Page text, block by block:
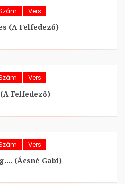
Vers
(A Felfedező)
Vers
Felfedező)
Vers
(Ácsné Gabi)